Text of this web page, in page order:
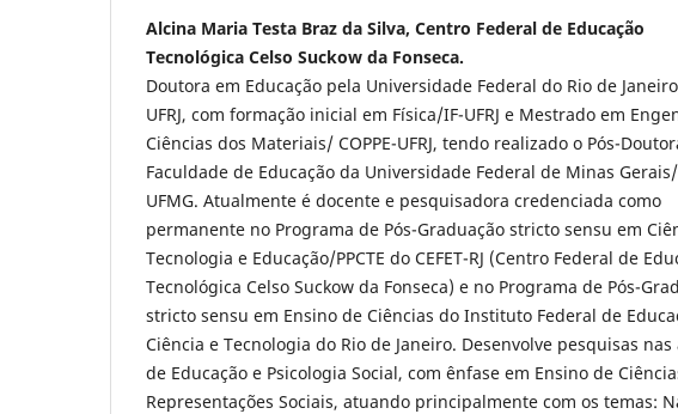
Alcina Maria Testa Braz da Silva, Centro Federal de Educação
Tecnológica Celso Suckow da Fonseca.
Doutora em Educação pela Universidade Federal do Rio de
UFRJ, com formação inicial em Física/IF-UFRJ e Mestrado em
Ciências dos Materiais/ COPPE-UFRJ, tendo realizado o Pós-
Faculdade de Educação da Universidade Federal de Minas Gerais/
UFMG. Atualmente é docente e pesquisadora credenciada como
permanente no Programa de Pós-Graduação stricto sensu em
Tecnologia e Educação/PPCTE do CEFET-RJ (Centro Federal de
Tecnológica Celso Suckow da Fonseca) e no Programa de Pós-
stricto sensu em Ensino de Ciências do Instituto Federal de
Ciência e Tecnologia do Rio de Janeiro. Desenvolve pesquisas nas
de Educação e Psicologia Social, com ênfase em Ensino de
Representações Sociais, atuando principalmente com os temas: